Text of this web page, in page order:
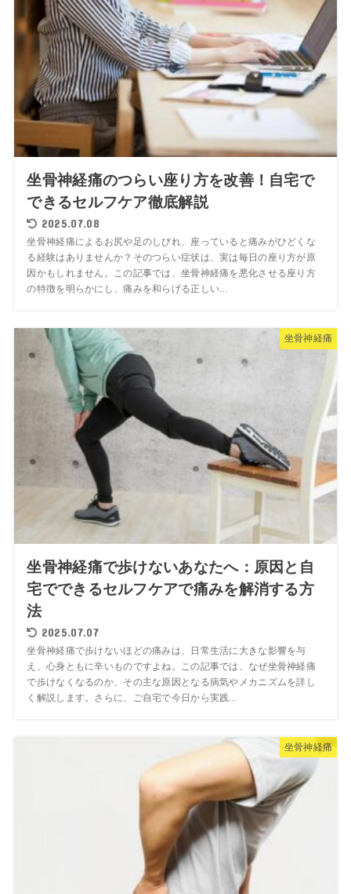
坐骨神経痛のつらい座り方を改善！自宅で
できるセルフケア徹底解説
2025.07.08
坐骨神経痛によるお尻や足のしびれ、座っていると痛みがひどくな
る経験はありませんか？そのつらい症状は、実は毎日の座り方が原
因かもしれません。この記事では、坐骨神経痛を悪化させる座り方
の特徴を明らかにし、痛みを和らげる正しい...
坐骨神経痛
坐骨神経痛で歩けないあなたへ：原因と自
宅でできるセルフケアで痛みを解消する方
法
2025.07.07
坐骨神経痛で歩けないほどの痛みは、日常生活に大きな影響を与
え、心身ともに辛いものですよね。この記事では、なぜ坐骨神経痛
で歩けなくなるのか、その主な原因となる病気やメカニズムを詳し
く解説します。さらに、ご自宅で今日から実践...
坐骨神経痛